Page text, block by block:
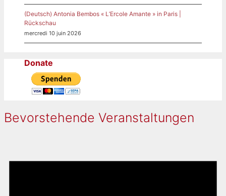
(Deutsch) Antonia Bembos « L’Ercole Amante » in Paris |
Rückschau
mercredi 10 juin 2026
Donate
Bevorstehende Veranstaltungen